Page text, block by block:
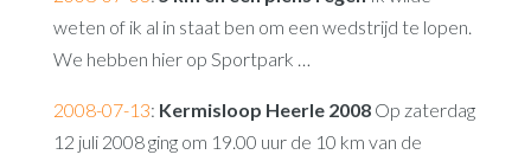
weten of ik al in staat ben om een wedstrijd te lopen.
We hebben hier op Sportpark …
2008-07-13: Kermisloop Heerle 2008Op zaterdag
12 juli 2008 ging om 19.00 uur de 10 km van de